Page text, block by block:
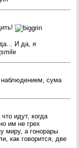
И да, я
наблюдением, сума
идут, когда
им не грех
миру, а гонорары
как говорится, две